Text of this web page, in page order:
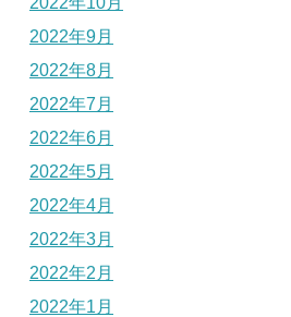
2022年9月
2022年8月
2022年7月
2022年6月
2022年5月
2022年4月
2022年3月
2022年2月
2022年1月